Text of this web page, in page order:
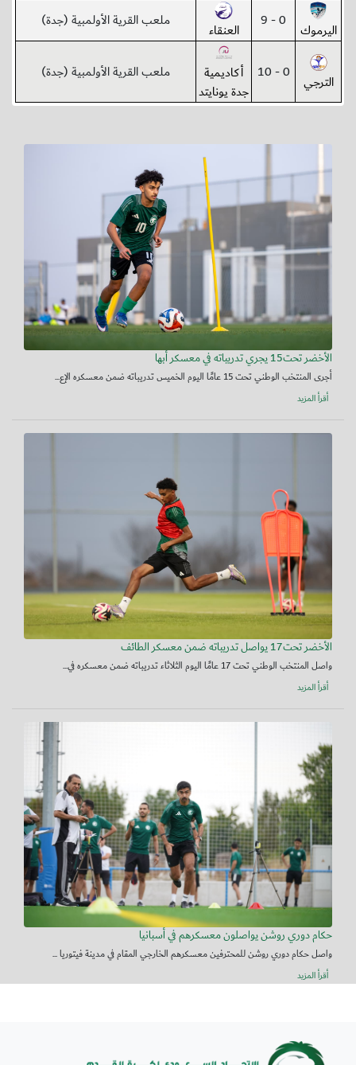
اليرموك 0 - 9 العنقاء ملعب القرية الأولمبية (جدة)
الترجي 0 - 10
أكاديمية
جدة يونايتد
ملعب القرية الأولمبية (جدة)
الأخضر تحت15 يجري تدريباته في معسكر أبها
أجرى المنتخب الوطني تحت 15 عامًا اليوم الخميس تدريباته ضمن معسكره الإع...
أقرأ المزيد
الأخضر تحت17 يواصل تدريباته ضمن معسكر الطائف
واصل المنتخب الوطني تحت 17 عامًا اليوم الثلاثاء تدريباته ضمن معسكره في...
أقرأ المزيد
حكام دوري روشن يواصلون معسكرهم في أسبانيا
واصل حكام دوري روشن للمحترفين معسكرهم الخارجي المقام في مدينة فيتوريا ...
أقرأ المزيد